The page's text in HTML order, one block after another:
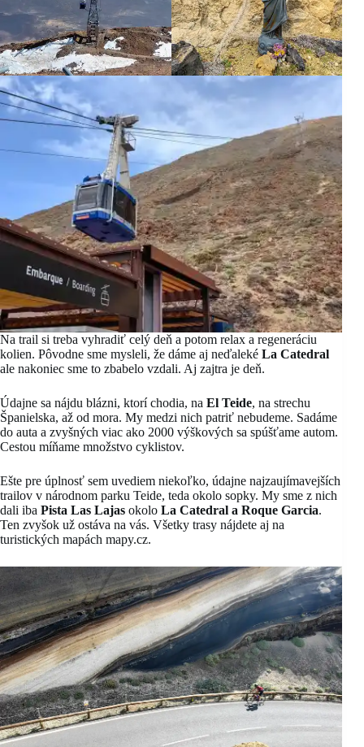
Na trail si treba vyhradiť celý deň a potom relax a regeneráciu
kolien. Pôvodne sme mysleli, že dáme aj neďaleké La Catedral
ale nakoniec sme to zbabelo vzdali. Aj zajtra je deň.
Údajne sa nájdu blázni, ktorí chodia, na El Teide, na strechu
Španielska, až od mora. My medzi nich patriť nebudeme. Sadáme
do auta a zvyšných viac ako 2000 výškových sa spúšťame autom.
Cestou míňame množstvo cyklistov.
Ešte pre úplnosť sem uvediem niekoľko, údajne najzaujímavejších
trailov v národnom parku Teide, teda okolo sopky. My sme z nich
dali iba Pista Las Lajas okolo La Catedral a Roque Garcia.
Ten zvyšok už ostáva na vás. Všetky trasy nájdete aj na
turistických mapách mapy.cz.